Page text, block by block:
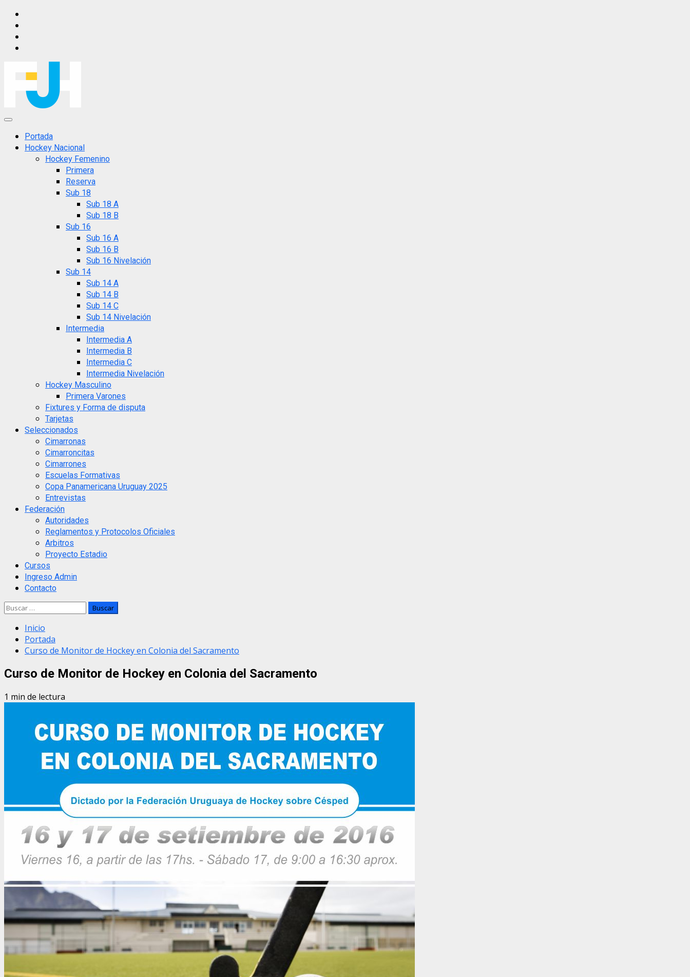
Saltar
contenido
Menú
principalPortada
Hockey Nacional
Hockey Femenino
Primera
Reserva
Sub 18
Sub 18 A
Sub 18 B
Sub 16
Sub 16 A
Sub 16 B
Sub 16 Nivelación
Sub 14
Sub 14 A
Sub 14 B
Sub 14 C
Sub 14 Nivelación
Intermedia
Intermedia A
Intermedia B
Intermedia C
Intermedia Nivelación
Hockey Masculino
Primera Varones
Fixtures y Forma de disputa
Tarjetas
Seleccionados
Cimarronas
Cimarroncitas
Cimarrones
Escuelas Formativas
Copa Panamericana Uruguay 2025
Entrevistas
Federación
Autoridades
Reglamentos y Protocolos Oficiales
Arbitros
Proyecto Estadio
Cursos
Ingreso Admin
Contacto
Buscar:
Inicio
Portada
Curso de Monitor de Hockey en Colonia del Sacramento
Curso de Monitor de Hockey en Colonia del Sacramento
1 min de lectura